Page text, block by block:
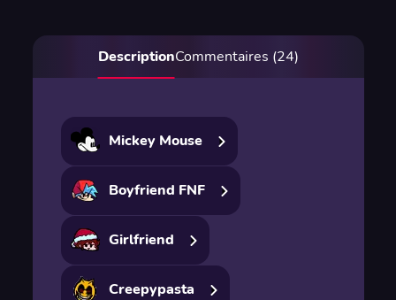
DescriptionCommentaires (24)
Mickey Mouse
Boyfriend FNF
Girlfriend
Creepypasta